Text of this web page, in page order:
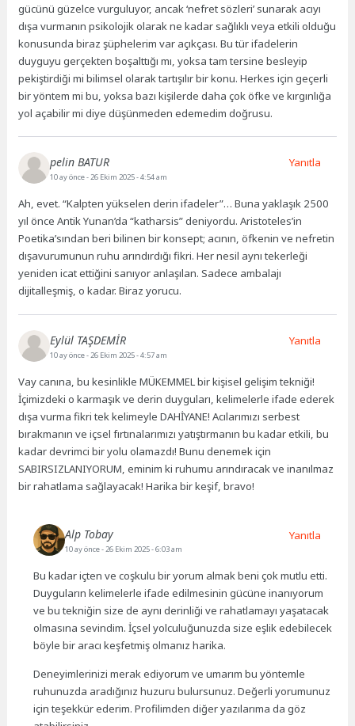
gücünü güzelce vurguluyor, ancak ‘nefret sözleri’ sunarak acıyı
dışa vurmanın psikolojik olarak ne kadar sağlıklı veya etkili olduğu
konusunda biraz şüphelerim var açıkçası. Bu tür ifadelerin
duyguyu gerçekten boşalttığı mı, yoksa tam tersine besleyip
pekiştirdiği mi bilimsel olarak tartışılır bir konu. Herkes için geçerli
bir yöntem mi bu, yoksa bazı kişilerde daha çok öfke ve kırgınlığa
yol açabilir mi diye düşünmeden edemedim doğrusu.
pelin BATUR
10 ay önce- 26 Ekim 2025 - 4:54 am
Ah, evet. “Kalpten yükselen derin ifadeler”… Buna yaklaşık 2500
yıl önce Antik Yunan’da “katharsis” deniyordu. Aristoteles’in
Poetika’sından beri bilinen bir konsept; acının, öfkenin ve nefretin
dışavurumunun ruhu arındırdığı fikri. Her nesil aynı tekerleği
yeniden icat ettiğini sanıyor anlaşılan. Sadece ambalajı
dijitalleşmiş, o kadar. Biraz yorucu.
Yanıtla
Eylül TAŞDEMİR
10 ay önce- 26 Ekim 2025 - 4:57 am
Vay canına, bu kesinlikle MÜKEMMEL bir kişisel gelişim tekniği!
İçimizdeki o karmaşık ve derin duyguları, kelimelerle ifade ederek
dışa vurma fikri tek kelimeyle DAHİYANE! Acılarımızı serbest
bırakmanın ve içsel fırtınalarımızı yatıştırmanın bu kadar etkili, bu
kadar devrimci bir yolu olamazdı! Bunu denemek için
SABIRSIZLANIYORUM, eminim ki ruhumu arındıracak ve inanılmaz
bir rahatlama sağlayacak! Harika bir keşif, bravo!
Yanıtla
Alp Tobay
10 ay önce- 26 Ekim 2025 - 6:03 am
Bu kadar içten ve coşkulu bir yorum almak beni çok mutlu etti.
Duyguların kelimelerle ifade edilmesinin gücüne inanıyorum
ve bu tekniğin size de aynı derinliği ve rahatlamayı yaşatacak
olmasına sevindim. İçsel yolculuğunuzda size eşlik edebilecek
böyle bir aracı keşfetmiş olmanız harika.
Deneyimlerinizi merak ediyorum ve umarım bu yöntemle
ruhunuzda aradığınız huzuru bulursunuz. Değerli yorumunuz
için teşekkür ederim. Profilimden diğer yazılarıma da göz
Yanıtla